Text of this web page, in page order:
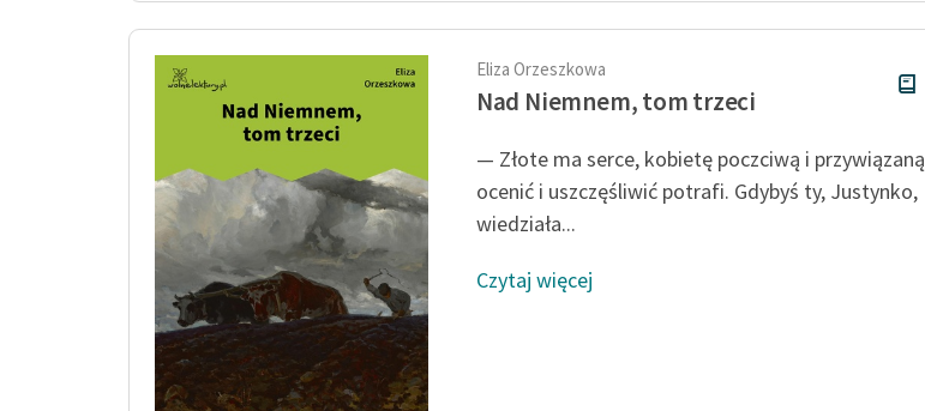
Eliza Orzeszkowa
Nad Niemnem, tom trzeci
— Złote ma serce, kobietę poczciwą i przywiązaną
ocenić i uszczęśliwić potrafi. Gdybyś ty, Justynko,
wiedziała...
Czytaj więcej